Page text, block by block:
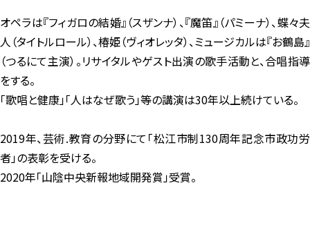
オペラは『フィガロの結婚』（スザンナ）、『魔笛』（パミーナ）、蝶々夫
人（タイトルロール）、椿姫（ヴィオレッタ）、ミュージカルは『お鶴島』
（つるにて主演）。リサイタルやゲスト出演の歌手活動と、合唱指導
をする。
「歌唱と健康」「人はなぜ歌う」等の講演は30年以上続けている。
2019年、芸術.教育の分野にて「松江市制130周年記念市政功労
者」の表彰を受ける。
2020年「山陰中央新報地域開発賞」受賞。